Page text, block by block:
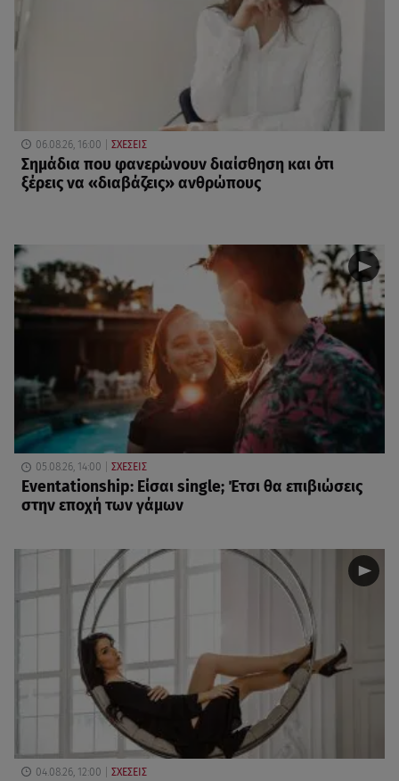
06.08.26, 16:00 ΣΧΕΣΕΙΣ
Σημάδια που φανερώνουν διαίσθηση και ότι
ξέρεις να «διαβάζεις» ανθρώπους
05.08.26, 14:00 ΣΧΕΣΕΙΣ
Eventationship: Είσαι single; Έτσι θα επιβιώσεις
στην εποχή των γάμων
04.08.26, 12:00 ΣΧΕΣΕΙΣ